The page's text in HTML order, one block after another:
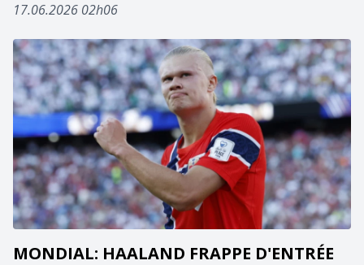
17.06.2026 02h06
MONDIAL: HAALAND FRAPPE D'ENTRÉE